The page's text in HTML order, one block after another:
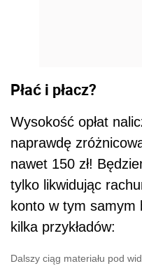
Płać i płacz?
Wysokość opłat
naprawdę
nawet 150 zł!
tylko likwidując
konto w tym
kilka przykładów:
Dalszy ciąg materiału pod